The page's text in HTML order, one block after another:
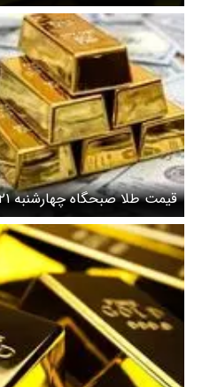
قیمت طلا صبحگاه چهارشنبه ۲۱ خرداد ۱۴۰۴ اعلام شد